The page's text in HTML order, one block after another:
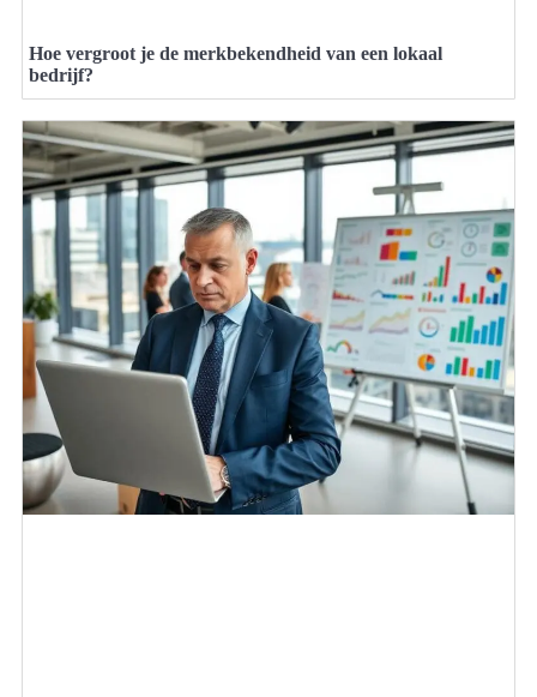
Hoe vergroot je de merkbekendheid van een lokaal
bedrijf?